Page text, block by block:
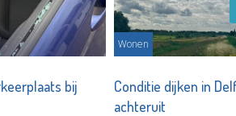
bij
Wonen
Conditie dijken in
achteruit